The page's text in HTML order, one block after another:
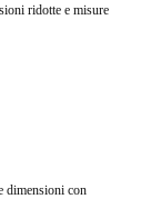
ridotte e misure
dimensioni con